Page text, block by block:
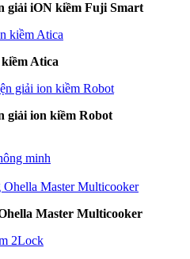
giải iON kiềm Fuji Smart
Atica
giải ion kiềm Robot
minh
Master Multicooker